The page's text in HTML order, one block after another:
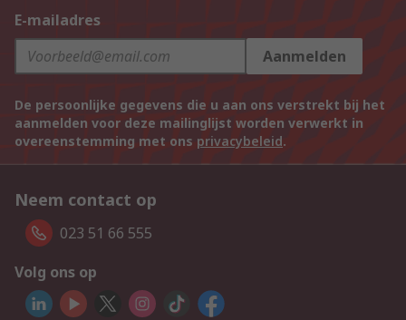
E-mailadres
Aanmelden
De persoonlijke gegevens die u aan ons verstrekt bij het
aanmelden voor deze mailinglijst worden verwerkt in
overeenstemming met ons privacybeleid.
Neem contact op
023 51 66 555
Volg ons op